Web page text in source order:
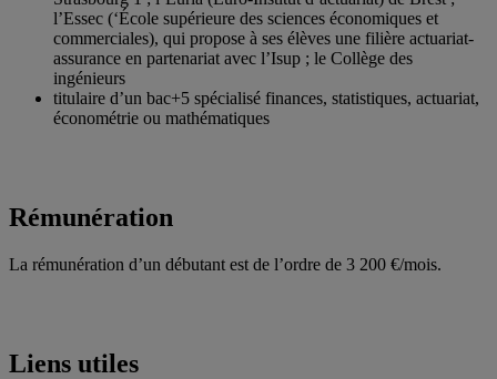
l’Essec (‘École supérieure des sciences économiques et
commerciales), qui propose à ses élèves une filière actuariat-
assurance en partenariat avec l’Isup ; le Collège des
ingénieurs
titulaire d’un bac+5 spécialisé finances, statistiques, actuariat,
économétrie ou mathématiques
Rémunération
La rémunération d’un débutant est de l’ordre de 3 200 €/mois.
Liens utiles